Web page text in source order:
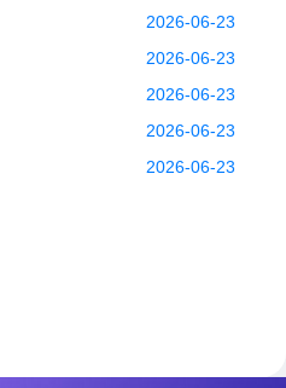
2026-06-23
2026-06-23
2026-06-23
2026-06-23
2026-06-23